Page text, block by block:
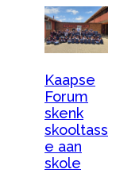
Kaapse
Forum
skenk
skooltass
e aan
skole